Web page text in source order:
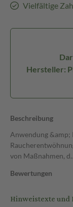
Vielfältige
Hersteller:
Beschreibung
Anwendung
von Maßnahmen,
Bewertungen
Hinweistexte